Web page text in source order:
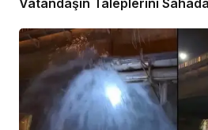
Vatandaşın Taleplerini